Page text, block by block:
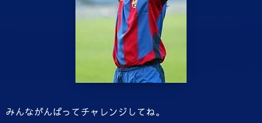
みんながんばってチャレンジしてね。